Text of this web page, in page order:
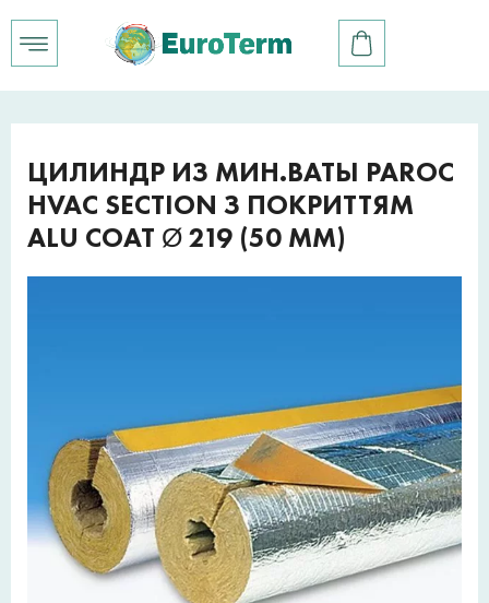
ЦИЛИНДР ИЗ МИН.ВАТЫ PAROC
HVAC SECTION З ПОКРИТТЯМ
ALU COAT Ø 219 (50 ММ)